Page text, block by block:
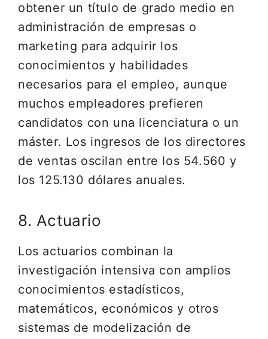
obtener un título de grado medio en
administración de empresas o
marketing para adquirir los
conocimientos y habilidades
necesarios para el empleo, aunque
muchos empleadores prefieren
candidatos con una licenciatura o un
máster. Los ingresos de los directores
de ventas oscilan entre los 54.560 y
los 125.130 dólares anuales.
8. Actuario
Los actuarios combinan la
investigación intensiva con amplios
conocimientos estadísticos,
matemáticos, económicos y otros
sistemas de modelización de